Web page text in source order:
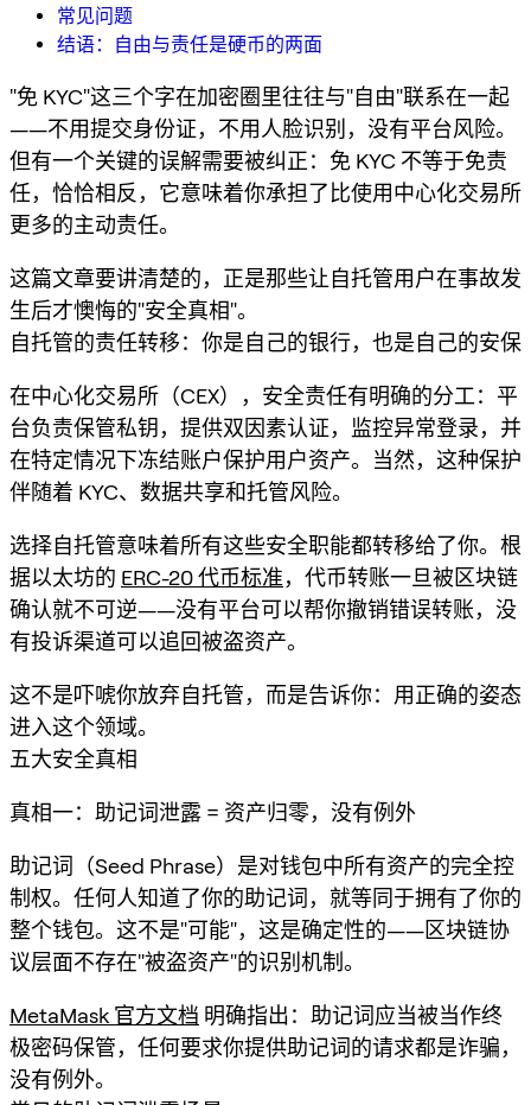
常见问题
结语：自由与责任是硬币的两面
"免 KYC"这三个字在加密圈里往往与"自由"联系在一起
——不用提交身份证，不用人脸识别，没有平台风险。
但有一个关键的误解需要被纠正：免 KYC 不等于免责
任，恰恰相反，它意味着你承担了比使用中心化交易所
更多的主动责任。
这篇文章要讲清楚的，正是那些让自托管用户在事故发
生后才懊悔的"安全真相"。
自托管的责任转移：你是自己的银行，也是自己的安保
在中心化交易所（CEX），安全责任有明确的分工：平
台负责保管私钥，提供双因素认证，监控异常登录，并
在特定情况下冻结账户保护用户资产。当然，这种保护
伴随着 KYC、数据共享和托管风险。
选择自托管意味着所有这些安全职能都转移给了你。根
据以太坊的 ERC-20 代币标准，代币转账一旦被区块链
确认就不可逆——没有平台可以帮你撤销错误转账，没
有投诉渠道可以追回被盗资产。
这不是吓唬你放弃自托管，而是告诉你：用正确的姿态
进入这个领域。
五大安全真相
真相一：助记词泄露 = 资产归零，没有例外
助记词（Seed Phrase）是对钱包中所有资产的完全控
制权。任何人知道了你的助记词，就等同于拥有了你的
整个钱包。这不是"可能"，这是确定性的——区块链协
议层面不存在"被盗资产"的识别机制。
MetaMask 官方文档 明确指出：助记词应当被当作终
极密码保管，任何要求你提供助记词的请求都是诈骗，
没有例外。